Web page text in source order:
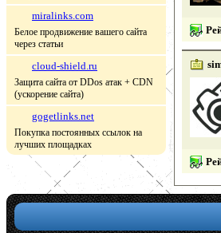
miralinks.com
Белое продвижение вашего сайта
через статьи
cloud-shield.ru
Защита сайта от DDos атак + CDN
(ускорение сайта)
gogetlinks.net
Покупка постоянных ссылок на
лучших площадках